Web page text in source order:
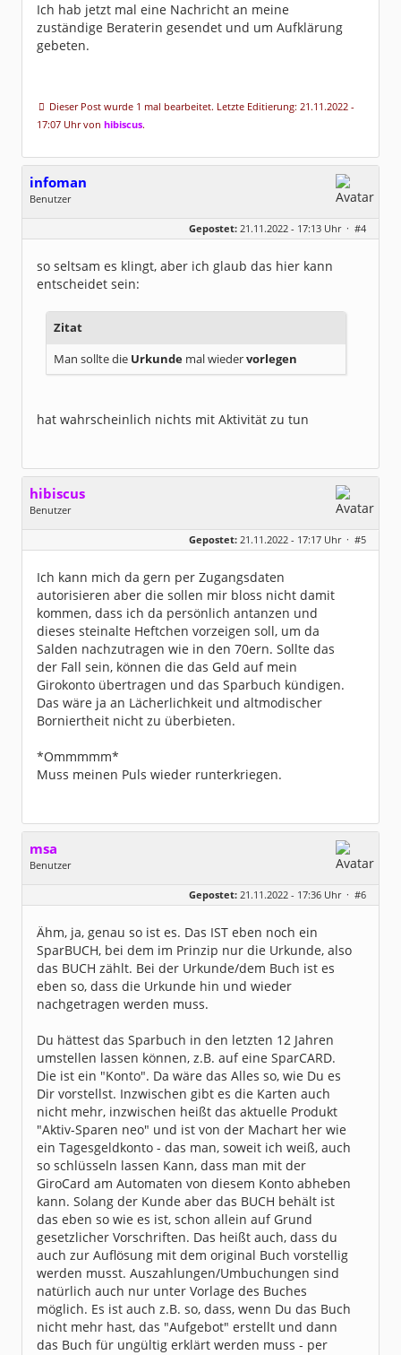
Ich hab jetzt mal eine Nachricht an meine
zuständige Beraterin gesendet und um Aufklärung
gebeten.
Dieser Post wurde 1 mal bearbeitet. Letzte Editierung: 21.11.2022 -
17:07 Uhr von hibiscus.
infoman
Benutzer
Dabei seit:
06 / 2008
Gepostet: 21.11.2022 - 17:13 Uhr · #4
so seltsam es klingt, aber ich glaub das hier kann
entscheidet sein:
Zitat
Man sollte die Urkunde mal wiedervorlegen
hat wahrscheinlich nichts mit Aktivität zu tun
hibiscus
Benutzer
Geschlecht:
keine Angabe
Homepage:
willuhn.de/
Dabei seit:
03 / 2005
Gepostet: 21.11.2022 - 17:17 Uhr · #5
Ich kann mich da gern per Zugangsdaten
autorisieren aber die sollen mir bloss nicht damit
kommen, dass ich da persönlich antanzen und
dieses steinalte Heftchen vorzeigen soll, um da
Salden nachzutragen wie in den 70ern. Sollte das
der Fall sein, können die das Geld auf mein
Girokonto übertragen und das Sparbuch kündigen.
Das wäre ja an Lächerlichkeit und altmodischer
Borniertheit nicht zu überbieten.
*Ommmmm*
Muss meinen Puls wieder runterkriegen.
msa
Benutzer
Alter:
63
Beiträge:
Dabei seit:
03 / 2007
Gepostet: 21.11.2022 - 17:36 Uhr · #6
Ähm, ja, genau so ist es. Das IST eben noch ein
SparBUCH, bei dem im Prinzip nur die Urkunde, also
das BUCH zählt. Bei der Urkunde/dem Buch ist es
eben so, dass die Urkunde hin und wieder
nachgetragen werden muss.
Du hättest das Sparbuch in den letzten 12 Jahren
umstellen lassen können, z.B. auf eine SparCARD.
Die ist ein "Konto". Da wäre das Alles so, wie Du es
Dir vorstellst. Inzwischen gibt es die Karten auch
nicht mehr, inzwischen heißt das aktuelle Produkt
"Aktiv-Sparen neo" und ist von der Machart her wie
ein Tagesgeldkonto - das man, soweit ich weiß, auch
so schlüsseln lassen Kann, dass man mit der
GiroCard am Automaten von diesem Konto abheben
kann. Solang der Kunde aber das BUCH behält ist
das eben so wie es ist, schon allein auf Grund
gesetzlicher Vorschriften. Das heißt auch, dass du
auch zur Auflösung mit dem original Buch vorstellig
werden musst. Auszahlungen/Umbuchungen sind
natürlich auch nur unter Vorlage des Buches
möglich. Es ist auch z.B. so, dass, wenn Du das Buch
nicht mehr hast, das "Aufgebot" erstellt und dann
das Buch für ungültig erklärt werden muss - per